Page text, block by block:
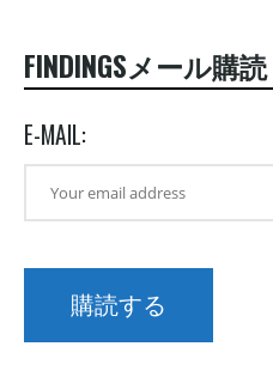
FINDINGSメール購読
E-MAIL: